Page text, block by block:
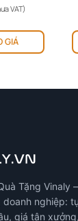
VAT)
GIÁ
Tặng Vinaly
nghiệp:
giá tận